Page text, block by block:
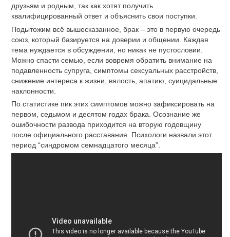
друзьям и родным, так как хотят получить
квалифицированный ответ и объяснить свои поступки.
Подытожим всё вышесказанное, брак – это в первую очередь
союз, который базируется на доверии и общении. Каждая
тема нуждается в обсуждении, но никак не пустословии.
Можно спасти семью, если вовремя обратить внимание на
подавленность супруга, симптомы сексуальных расстройств,
снижение интереса к жизни, вялость, апатию, суицидальные
наклонности.
По статистике пик этих симптомов можно зафиксировать на
первом, седьмом и десятом годах брака. Осознание же
ошибочности развода приходится на вторую годовщину
после официального расставания. Психологи назвали этот
период “синдромом семнадцатого месяца”.